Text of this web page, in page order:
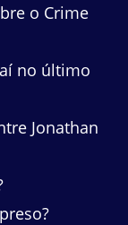
o Crime
no último
Jonathan